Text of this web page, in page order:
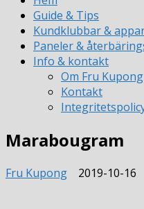
Guide & Tips
Kundklubbar &
Paneler &
Info & kontakt
Om Fru Kupong
Kontakt
Marabougram
Fru Kupong 2019-10-16